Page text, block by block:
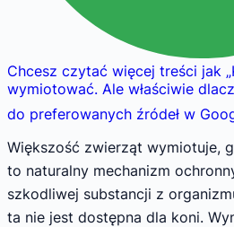
Chcesz czytać więcej treści jak „
wymiotować. Ale właściwie
do preferowanych źródeł w
Większość zwierząt wymiotuje,
to naturalny mechanizm
szkodliwej substancji z
ta nie jest dostępna dla koni.